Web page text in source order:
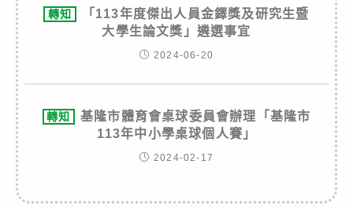
轉知
「113年度傑出人員金鐸獎及研究生暨
大學生論文獎」遴選事宜
2024-06-20
轉知
基隆市體育會桌球委員會辦理「基隆市
113年中小學桌球個人賽」
2024-02-17